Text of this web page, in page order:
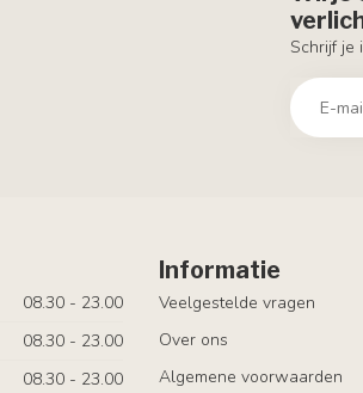
Schrijf je
08.30 - 23.00
08.30 - 23.00
08.30 - 23.00
Informatie
Veelgestelde vragen
Over ons
Algemene voorwaarden